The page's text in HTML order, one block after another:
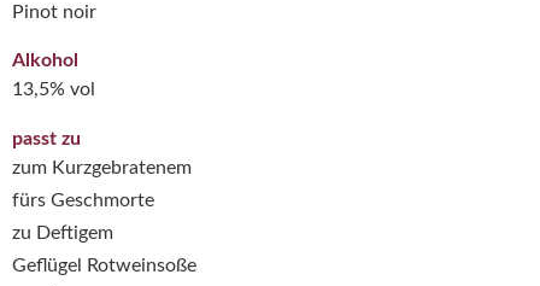
Pinot noir
Alkohol
13,5% vol
passt zu
zum Kurzgebratenem
fürs Geschmorte
zu Deftigem
Geflügel Rotweinsoße